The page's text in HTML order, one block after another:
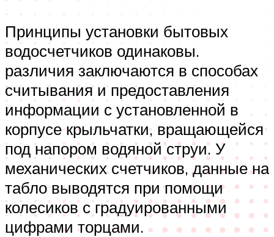
Принципы установки бытовых
водосчетчиков одинаковы.
различия заключаются в способах
считывания и предоставления
информации с установленной в
корпусе крыльчатки, вращающейся
под напором водяной струи. У
механических счетчиков, данные на
табло выводятся при помощи
колесиков с градуированными
цифрами торцами.